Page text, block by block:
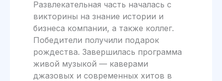
Развлекательная часть началась с
викторины на знание истории и
бизнеса компании, а также коллег.
Победители получили подарок
рождества. Завершилась программа
живой музыкой — каверами
джазовых и современных хитов в